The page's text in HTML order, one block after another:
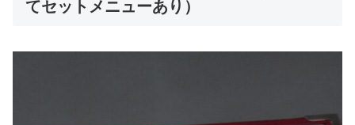
てセットメニューあり）